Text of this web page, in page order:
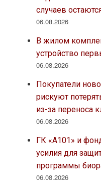
случаев
06.08.2026
В жилом
устройство
06.08.2026
Покупатели
рискуют
из-за переноса
06.08.2026
ГК «А101» и
усилия для
программы
06.08.2026